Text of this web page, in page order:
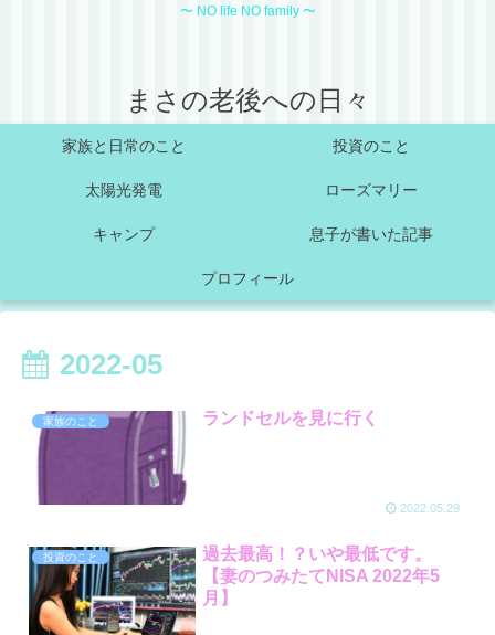
〜 NO life NO family 〜
まさの老後への日々
家族と日常のこと 投資のこと
太陽光発電 ローズマリー
キャンプ 息子が書いた記事
プロフィール
2022-05
家族のこと ランドセルを見に行く
2022.05.29
投資のこと
過去最高！？いや最低です。
【妻のつみたてNISA 2022年5
月】